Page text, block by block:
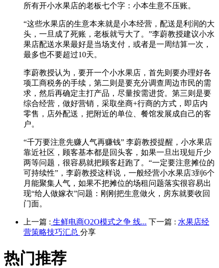
所有开小水果店的老板七个字：小本生意不压账。
“这些水果店的生意本来就是小本经营，配送是利润的大
头，一旦成了死账，老板就亏大了。”李蔚教授建议小水
果店配送水果最好是当场支付，或者是一周结算一次，
最多也不要超过10天。
李蔚教授认为，要开一个小水果店，首先则要办理好各
项工商税务的手续，第二则是要充分调查周边市民的需
求，然后再确定主打产品，尽量按需进货。第三则是要
综合经营，做好营销，采取坐商+行商的方式，即店内
零售，店外配送，把附近的单位、餐馆发展成自己的客
户。
“千万要注意先赚人气再赚钱” 李蔚教授提醒，小水果店
靠近社区，顾客基本都是回头客，如果一旦出现短斤少
两等问题，很容易就把顾客赶跑了。“一定要注意摊位的
可持续性”，李蔚教授这样说，一般经营小水果店3到6个
月能聚集人气，如果不把摊位的场租问题落实很容易出
现“给人做嫁衣”问题：刚刚把生意做火，房东就要收回
门面。
上一篇 : 生鲜电商O2O模式之争 线... 下一篇 : 水果店经
营策略技巧汇总 分享
热门推荐